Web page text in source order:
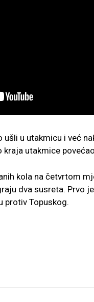
u utakmicu i već
utakmice
kola na četvrtom
dva susreta. Prvo
protiv Topuskog.